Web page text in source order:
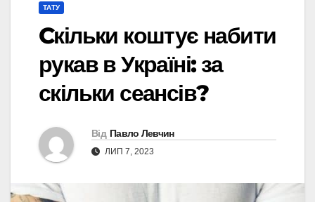
ТАТУ
Cкільки коштує набити
рукав в Україні: за
скільки сеансів?
Від Павло Левчин
ЛИП 7, 2023